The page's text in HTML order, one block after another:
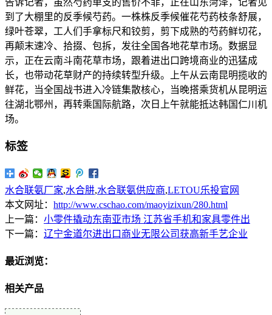
告诉记者，虽然芍药单支的售价不菲，正在山东菏泽，记者见
到了大棚里的反季候芍药。一株株反季候催花芍药枝条舒展，
绿叶苍翠，工人们手拿标尺和铰剪，剪下成熟的芍药鲜切花，
再颠末速冷、拾掇、包拆，发往全国各地花草市场。数据显
示，正在云南斗南花草市场，跟着进出口跨境商业的迅猛成
长，也带动花草财产的持续转型升级。上午从云南昆明揽收的
鲜花，当全国战书进入冷链集散核心，当晚搭乘货机从昆明运
往湖北鄂州，再转乘国际航路，次日上午就能抵达韩国仁川机
场。
标签
水合联氨厂家,水合肼,水合联氨供应商,LETOU乐投官网
本文网址： http://www.cschao.com/maoyizixun/280.html
上一篇： 小零件撬动东南亚市场 江苏省手机和家具零件出
下一篇： 辽宁金道尔进出口商业无限公司获高新手艺企业
最近浏览：
相关产品